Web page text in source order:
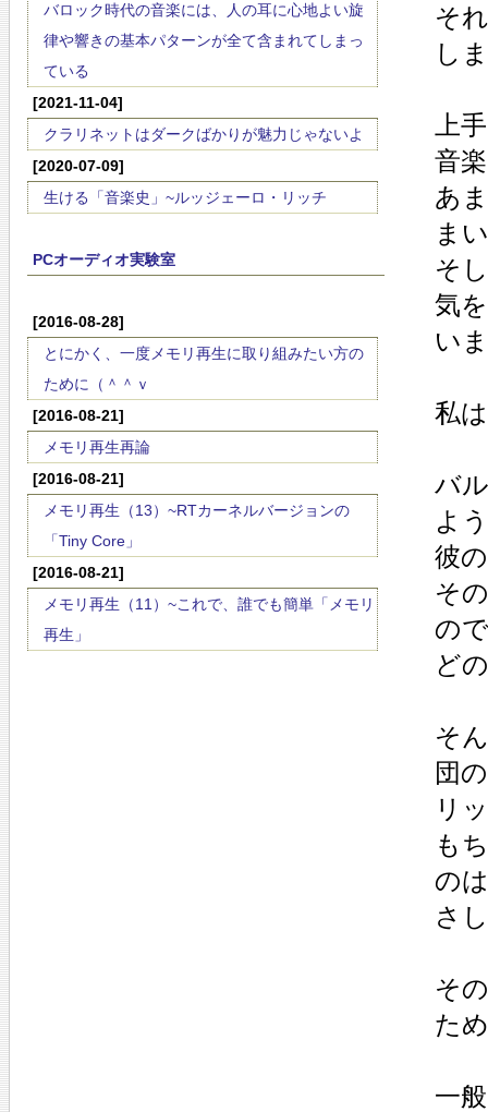
バロック時代の音楽には、人の耳に心地よい旋
律や響きの基本パターンが全て含まれてしまっ
ている
[2021-11-04]
クラリネットはダークばかりが魅力じゃないよ
[2020-07-09]
生ける「音楽史」~ルッジェーロ・リッチ
PCオーディオ実験室
[2016-08-28]
とにかく、一度メモリ再生に取り組みたい方の
ために（＾＾ｖ
[2016-08-21]
メモリ再生再論
[2016-08-21]
メモリ再生（13）~RTカーネルバージョンの
「Tiny Core」
[2016-08-21]
メモリ再生（11）~これで、誰でも簡単「メモリ
再生」
そ
し
上
音
あ
ま
そ
気
い
私
バ
よ
彼
そ
の
ど
そ
団
リ
も
の
さ
そ
た
一